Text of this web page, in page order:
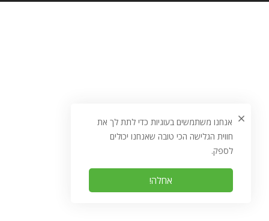
אנחנו משתמשים בעוגיות כדי לתת לך את
חווית הגלישה הכי טובה שאנחנו יכולים
לספק.
אחלה!